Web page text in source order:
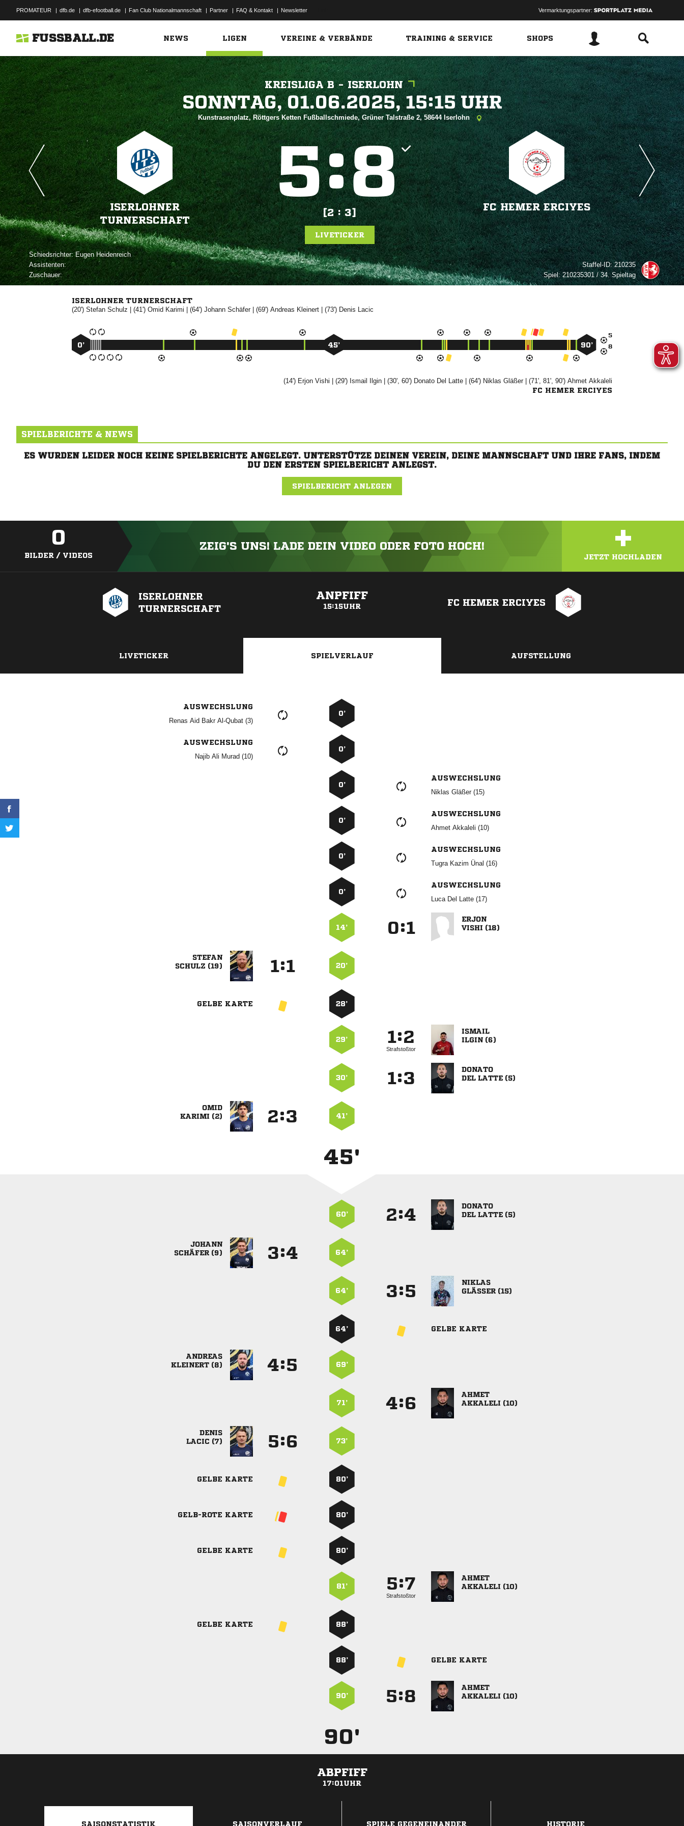
PROMATEUR | dfb.de | dfb-efootball.de | Fan Club Nationalmannschaft | Partner | FAQ & Kontakt | Newsletter Vermarktungspartner:
FUSSBALL.DE NEWS LIGEN VEREINE & VERBÄNDE TRAINING & SERVICE SHOPS
KREISLIGA B - ISERLOHN
   
Kunstrasenplatz, Röttgers Ketten Fußballschmiede, Grüner Talstraße 2, 58644 Iserlohn
ISERLOHNER
TURNERSCHAFT
:
[2 : 3]
FC HEMER ERCIYES
LIVETICKER
Schiedsrichter: 
Assistenten:
Zuschauer:
Staffel-ID:210235
Spiel:210235301 / 34. Spieltag
ISERLOHNER TURNERSCHAFT
(20')  | (41')   | (64') | (69')  | (73')  


0’ 45’ 90’
(14')   | (29')   | (30', 60')    | (64')  | (71', 81', 90') 
FC HEMER ERCIYES
SPIELBERICHTE & NEWS
ES WURDEN LEIDER NOCH KEINE SPIELBERICHTE ANGELEGT. UNTERSTÜTZE DEINEN VEREIN, DEINE MANNSCHAFT UND IHRE FANS, INDEM
DU DEN ERSTEN SPIELBERICHT ANLEGST.
SPIELBERICHT ANLEGEN
0
BILDER / VIDEOS
ZEIG'S UNS! LADE DEIN VIDEO ODER FOTO HOCH! +
JETZT HOCHLADEN
ISERLOHNER
TURNERSCHAFT
ANPFIFF
15:15UHR FC HEMER ERCIYES
LIVETICKER SPIELVERLAUF AUFSTELLUNG
AUSWECHSLUNG
    
0’
AUSWECHSLUNG
   
0’
0’
AUSWECHSLUNG
  
0’
AUSWECHSLUNG
  
0’
AUSWECHSLUNG
   
0’
AUSWECHSLUNG
   
14’ :

 

 
: 20’
GELBE KARTE 28’
29’ :
Strafstoßtor

 
30’ :

  

 
: 41’
45'
60’ :

  

 
: 64’
64’ :

 
64’ GELBE KARTE

 
: 69’
71’ :

 

 
: 73’
GELBE KARTE 80’
GELB-ROTE KARTE 80’
GELBE KARTE 80’
81’ :
Strafstoßtor

 
GELBE KARTE 88’
88’ GELBE KARTE
90’ :

 
90'
ABPFIFF
17:01UHR
SAISONSTATISTIK SAISONVERLAUF SPIELE GEGENEINANDER HISTORIE